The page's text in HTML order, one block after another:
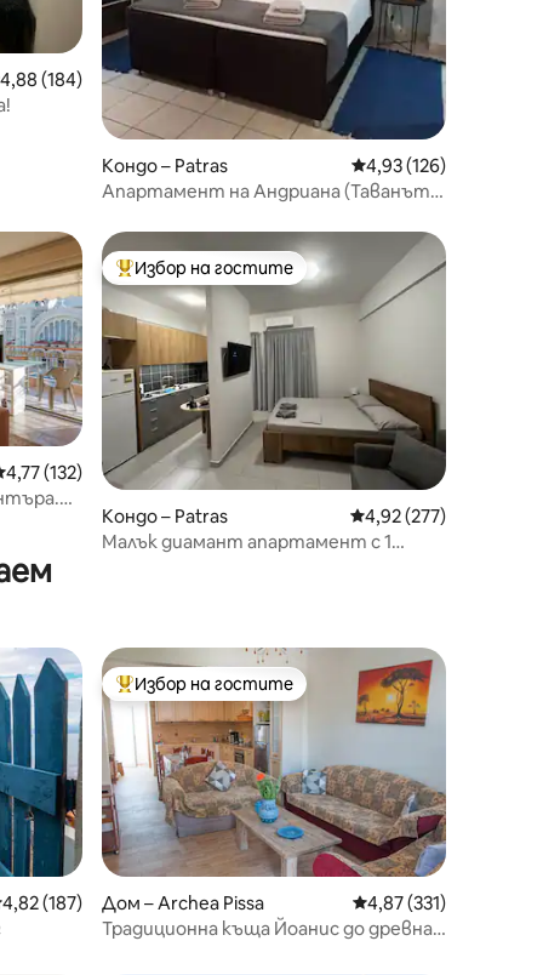
оценка: 4,88 от 5, 184 отзива
4,88 (184)
Кондо – Patras Средна оценка: 4,93
4,93 (126)
Апартамент на Андриана (Таванът
оценка: 4,77 от 5, 132 отзива
4,77 (132)
Най-популярен избор на гостите
Избор на гостите
Кондо – Patras Средна оценка: 4,92
4,92 (277)
Малък диамант апартамент с 1
оценка: 4,82 от 5, 187 отзива
4,82 (187)
Най-популярен избор на гостите
Избор на гостите
Дом – Archea Pissa Средна оценка: 4,87
4,87 (331)
Традиционна къща Йоанис до древна